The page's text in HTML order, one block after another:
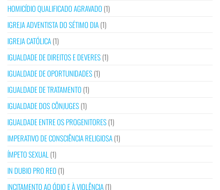
HOMICÍDIO QUALIFICADO AGRAVADO (1)
IGREJA ADVENTISTA DO SÉTIMO DIA(1)
IGREJA CATÓLICA(1)
IGUALDADE DE DIREITOS E DEVERES(1)
IGUALDADE DE OPORTUNIDADES(1)
IGUALDADE DE TRATAMENTO (1)
IGUALDADE DOS CÔNJUGES(1)
IGUALDADE ENTRE OS PROGENITORES(1)
IMPERATIVO DE CONSCIÊNCIA RELIGIOSA(1)
ÍMPETO SEXUAL (1)
IN DUBIO PRO REO (1)
INCITAMENTO AO ÓDIO E À VIOLÊNCIA(1)